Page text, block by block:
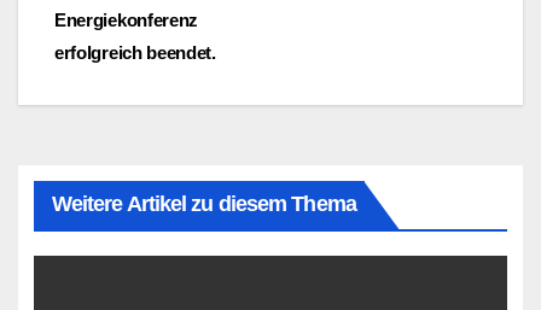
Energiekonferenz
erfolgreich beendet.
Weitere Artikel zu diesem Thema